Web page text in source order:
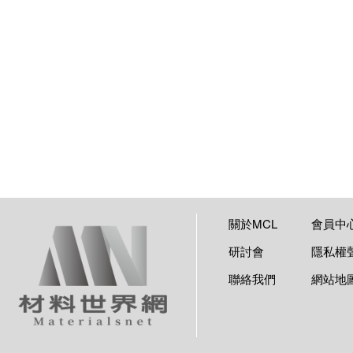
關於MCL
會員中
研討會
隱私權
聯絡我們
網站地